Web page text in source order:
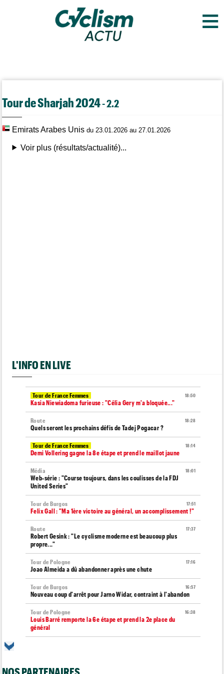
≡
Tour de Sharjah 2024- 2.2
Emirats Arabes Unisdu 23.01.2026 au 27.01.2026
Voir plus (résultats/actualité)...
L'INFO EN LIVE
18:50
Tour de France Femmes
Kasia Niewiadoma furieuse : "Célia Gery m'a bloquée..."
18:28
Route
Quels seront les prochains défis de Tadej Pogacar ?
18:14
Tour de France Femmes
Demi Vollering gagne la 8e étape et prend le maillot jaune
18:01
Média
Web-série : "Course toujours, dans les coulisses de la FDJ
United Series"
17:51
Tour de Burgos
Felix Gall : "Ma 1ère victoire au général, un accomplissement !"
17:37
Route
Robert Gesink : "Le cyclisme moderne est beaucoup plus
propre..."
17:16
Tour de Pologne
Joao Almeida a dû abandonner après une chute
16:57
Tour de Burgos
Nouveau coup d'arrêt pour Jarno Widar, contraint à l'abandon
16:38
Tour de Pologne
Louis Barré remporte la 6e étape et prend la 2e place du
général
Tour de Burgos